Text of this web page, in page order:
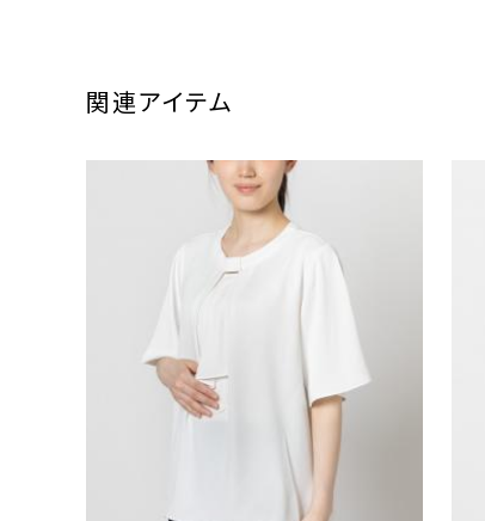
関連アイテム